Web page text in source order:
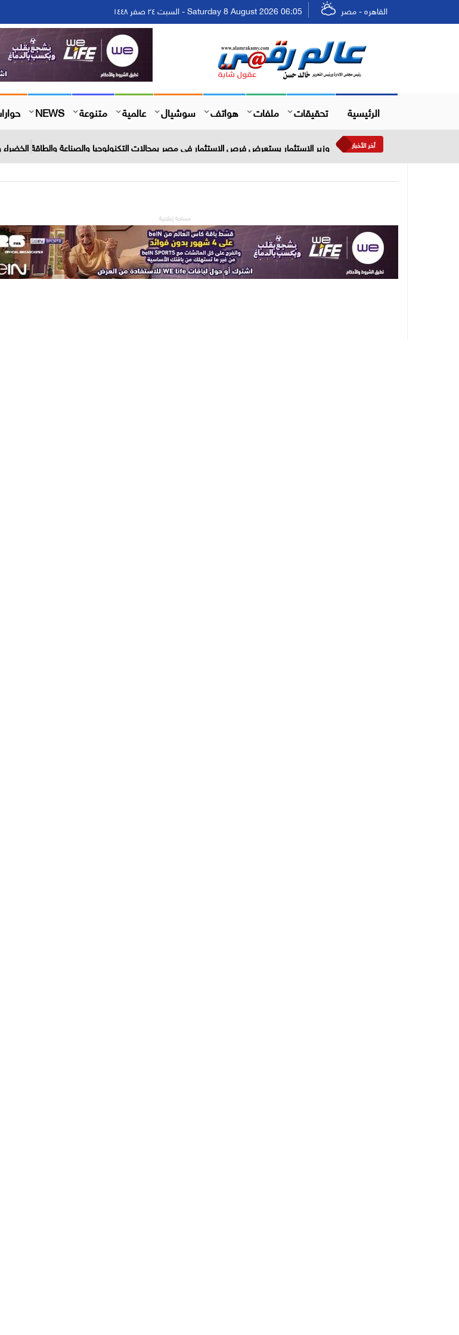
القاهره - مصر Saturday 8 August 2026 06:05 - السبت ٢٤ صفر ١٤٤٨
الرئيسية تحقيقات ملفات هواتف سوشيال عالمية متنوعة NEWS
أخر الأخبار وزير الاستثمار يستعرض فرص الاستثمار في مصر بمجالات التكنولوجيا والصناعة والطاقة الخضراء
مساحة إعلانية